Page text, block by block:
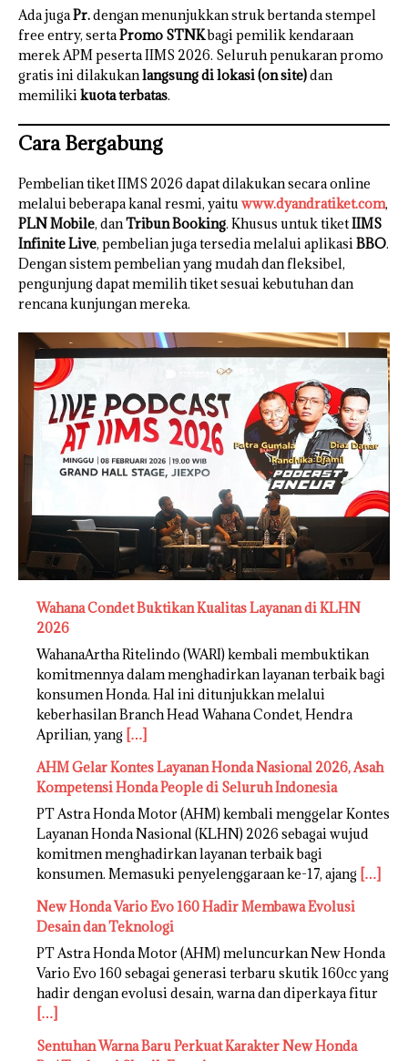
Ada jugaPr.dengan menunjukkan struk bertanda stempel
free entry, sertaPromo STNKbagi pemilik kendaraan
merek APM peserta IIMS 2026. Seluruh penukaran promo
gratis ini dilakukanlangsung di lokasi (on site)dan
memilikikuota terbatas.
Cara Bergabung
Pembelian tiket IIMS 2026 dapat dilakukan secara online
melalui beberapa kanal resmi, yaituwww.dyandratiket.com,
PLN Mobile, danTribun Booking. Khusus untuk tiketIIMS
Infinite Live, pembelian juga tersedia melalui aplikasiBBO.
Dengan sistem pembelian yang mudah dan fleksibel,
pengunjung dapat memilih tiket sesuai kebutuhan dan
rencana kunjungan mereka.
Wahana Condet Buktikan Kualitas Layanan di KLHN
2026
WahanaArtha Ritelindo (WARI) kembali membuktikan
komitmennya dalam menghadirkan layanan terbaik bagi
konsumen Honda. Hal ini ditunjukkan melalui
keberhasilan Branch Head Wahana Condet, Hendra
Aprilian, yang […]
AHM Gelar Kontes Layanan Honda Nasional 2026, Asah
Kompetensi Honda People di Seluruh Indonesia
PT Astra Honda Motor (AHM) kembali menggelar Kontes
Layanan Honda Nasional (KLHN) 2026 sebagai wujud
komitmen menghadirkan layanan terbaik bagi
konsumen. Memasuki penyelenggaraan ke-17, ajang […]
New Honda Vario Evo 160 Hadir Membawa Evolusi
Desain dan Teknologi
PT Astra Honda Motor (AHM) meluncurkan New Honda
Vario Evo 160 sebagai generasi terbaru skutik 160cc yang
hadir dengan evolusi desain, warna dan diperkaya fitur
[…]
Sentuhan Warna Baru Perkuat Karakter New Honda